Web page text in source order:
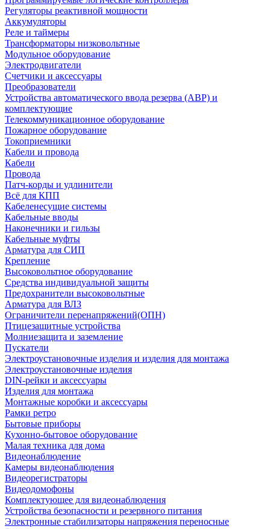
Регуляторы реактивной мощности
Аккумуляторы
Реле и таймеры
Трансформаторы низковольтные
Модульное оборудование
Электродвигатели
Счетчики и аксессуары
Преобразователи
Устройства автоматического ввода резерва (АВР) и
комплектующие
Телекоммуникационное оборудование
Пожарное оборудование
Токоприемники
Кабели и провода
Кабели
Провода
Патч-корды и удлинители
Всё для КПП
Кабеленесущие системы
Кабельные вводы
Наконечники и гильзы
Кабельные муфты
Арматура для СИП
Крепление
Высоковольтное оборудование
Средства индивидуальной защиты
Предохранители высоковольтные
Арматура для ВЛЗ
Ограничители перенапряжений(ОПН)
Птицезащитные устройства
Молниезащита и заземление
Пускатели
Электроустановочные изделия и изделия для монтажа
Электроустановочные изделия
DIN-рейки и аксессуары
Изделия для монтажа
Монтажные коробки и аксессуары
Рамки ретро
Бытовые приборы
Кухонно-бытовое оборудование
Малая техника для дома
Видеонаблюдение
Камеры видеонаблюдения
Видеорегистраторы
Видеодомофоны
Комплектующее для видеонаблюдения
Устройства безопасности и резервного питания
Электронные стабилизаторы напряжения переносные